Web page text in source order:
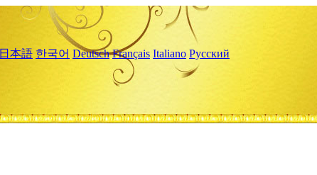
日本語 한국어 Deutsch Français Italiano Русский